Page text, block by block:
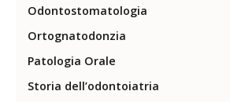
Odontostomatologia
Ortognatodonzia
Patologia Orale
Storia dell’odontoiatria